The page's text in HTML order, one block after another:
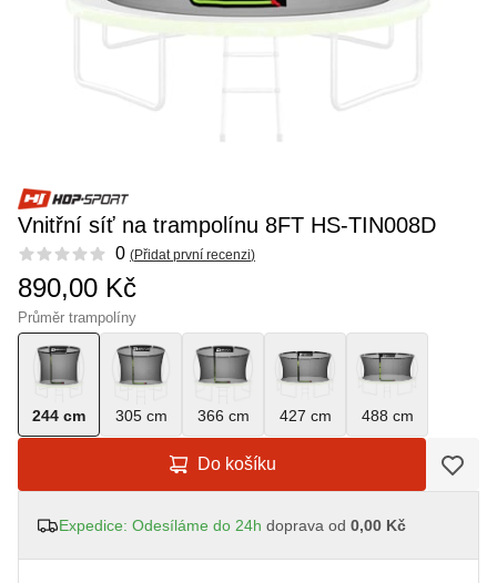
Vnitřní síť na trampolínu 8FT HS-TIN008D
Reviews 0 (Přidat první recenzi)
890,00 Kč
Průměr trampolíny
244 cm 305 cm 366 cm 427 cm 488 cm
Do košíku
Expedice: Odesíláme do 24h doprava od 0,00 Kč